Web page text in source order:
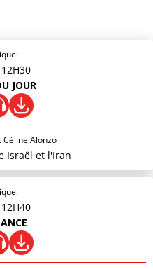
JOUR
Alonzo
Israël et l'Iran